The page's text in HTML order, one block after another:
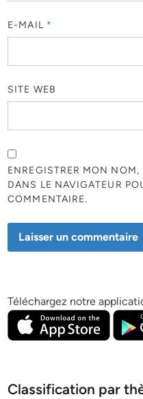
E-MAIL *
SITE WEB
ENREGISTRER MON
DANS LE NAVIGATEUR
COMMENTAIRE.
Téléchargez notre
Classification par